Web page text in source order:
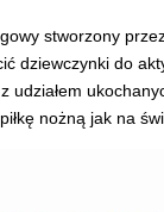
stworzony
dziewczynki do
udziałem
nożną jak na